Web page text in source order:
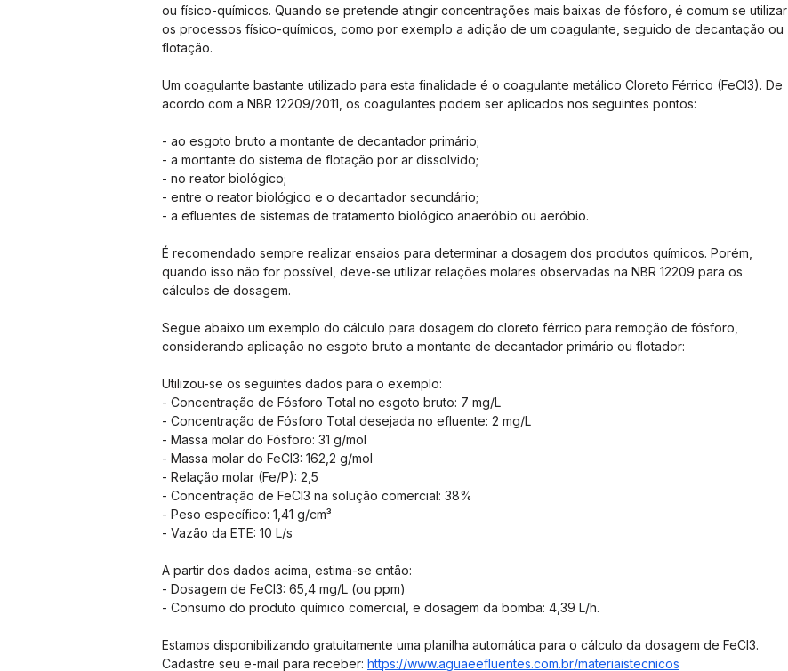
ou físico-químicos. Quando se pretende atingir concentrações mais baixas de fósforo, é comum se utilizar
os processos físico-químicos, como por exemplo a adição de um coagulante, seguido de decantação ou
flotação.
Um coagulante bastante utilizado para esta finalidade é o coagulante metálico Cloreto Férrico (FeCl3). De
acordo com a NBR 12209/2011, os coagulantes podem ser aplicados nos seguintes pontos:
- ao esgoto bruto a montante de decantador primário;
- a montante do sistema de flotação por ar dissolvido;
- no reator biológico;
- entre o reator biológico e o decantador secundário;
- a efluentes de sistemas de tratamento biológico anaeróbio ou aeróbio.
É recomendado sempre realizar ensaios para determinar a dosagem dos produtos químicos. Porém,
quando isso não for possível, deve-se utilizar relações molares observadas na NBR 12209 para os
cálculos de dosagem.
Segue abaixo um exemplo do cálculo para dosagem do cloreto férrico para remoção de fósforo,
considerando aplicação no esgoto bruto a montante de decantador primário ou flotador:
Utilizou-se os seguintes dados para o exemplo:
- Concentração de Fósforo Total no esgoto bruto: 7 mg/L
- Concentração de Fósforo Total desejada no efluente: 2 mg/L
- Massa molar do Fósforo: 31 g/mol
- Massa molar do FeCl3: 162,2 g/mol
- Relação molar (Fe/P): 2,5
- Concentração de FeCl3 na solução comercial: 38%
- Peso específico: 1,41 g/cm³
- Vazão da ETE: 10 L/s
A partir dos dados acima, estima-se então:
- Dosagem de FeCl3: 65,4 mg/L (ou ppm)
- Consumo do produto químico comercial, e dosagem da bomba: 4,39 L/h.
Estamos disponibilizando gratuitamente uma planilha automática para o cálculo da dosagem de FeCl3.
Cadastre seu e-mail para receber: https://www.aguaeefluentes.com.br/materiaistecnicos